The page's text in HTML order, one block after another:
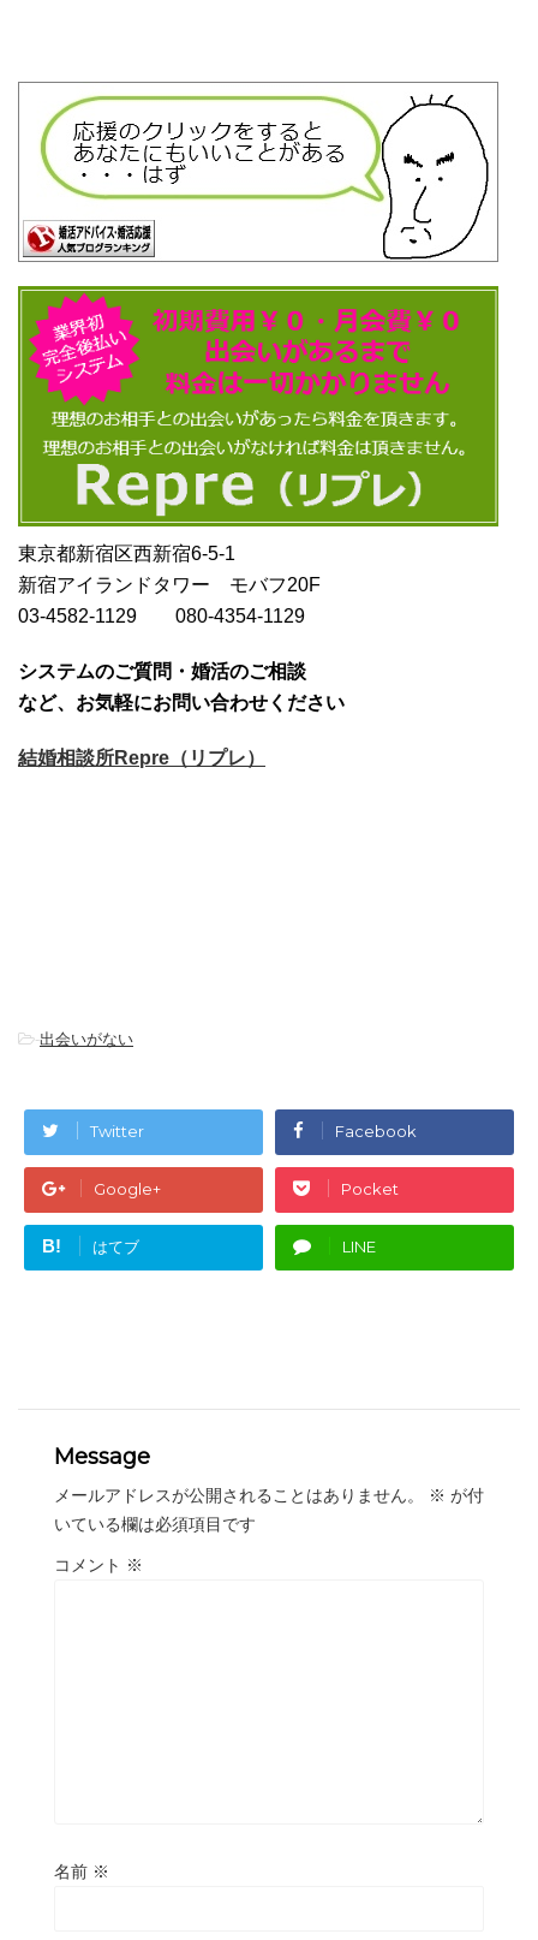
東京都新宿区西新宿6-5-1
新宿アイランドタワー モバフ20F
03-4582-1129 080-4354-1129
システムのご質問・婚活のご相談
など、お気軽にお問い合わせください
結婚相談所Repre（リプレ）
-出会いがない
Twitter Facebook
Google+ Pocket
B! はてブ LINE
Message
メールアドレスが公開されることはありません。 ※ が付
いている欄は必須項目です
コメント ※
名前 ※